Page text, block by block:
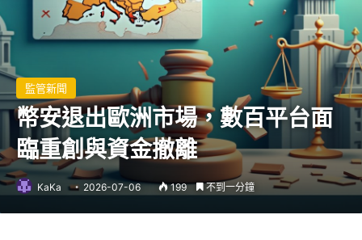
監管新聞
幣安退出歐洲市場，數百平台面
臨重創與資金撤離
KaKa 2026-07-06 199 不到一分鐘